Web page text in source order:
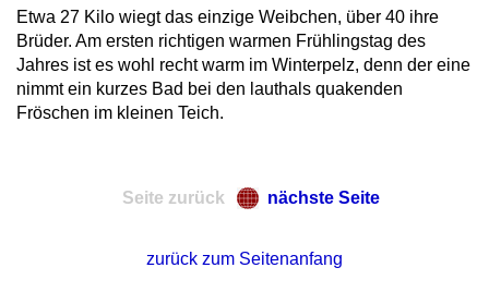
Etwa 27 Kilo wiegt das einzige Weibchen, über 40 ihre
Brüder. Am ersten richtigen warmen Frühlingstag des
Jahres ist es wohl recht warm im Winterpelz, denn der eine
nimmt ein kurzes Bad bei den lauthals quakenden
Fröschen im kleinen Teich.
Seite zurück nächste Seite
zurück zum Seitenanfang